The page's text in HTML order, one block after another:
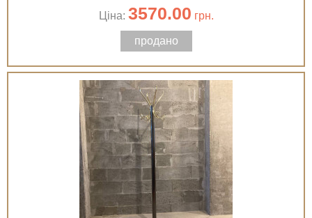
Ціна: 3570.00 грн.
продано